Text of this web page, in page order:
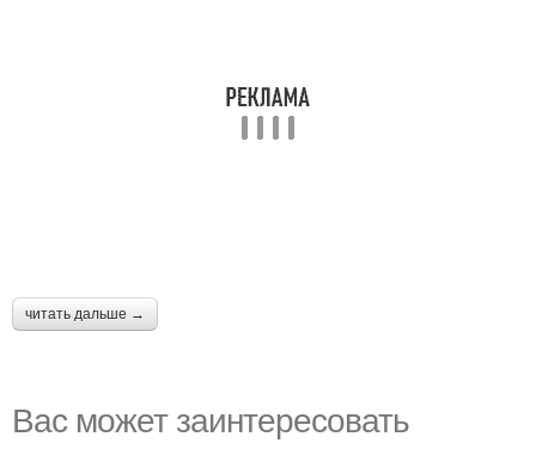
читать дальше →
Вас может заинтересовать